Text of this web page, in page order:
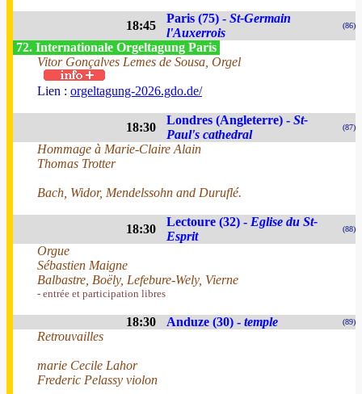
18:45
Paris (75) - St-Germain
l'Auxerrois
(86)
72. Internationale Orgeltagung Paris
Vitor Gonçalves Lemes de Sousa, Orgel
Lien : orgeltagung-2026.gdo.de/
18:30
Londres (Angleterre) - St-
Paul's cathedral
(87)
Hommage à Marie-Claire Alain
Thomas Trotter
Bach, Widor, Mendelssohn and Duruflé.
18:30
Lectoure (32) - Eglise du St-
Esprit
(88)
Orgue
Sébastien Maigne
Balbastre, Boëly, Lefebure-Wely, Vierne
- entrée et participation libres
18:30 Anduze (30) - temple (89)
Retrouvailles
marie Cecile Lahor
Frederic Pelassy violon